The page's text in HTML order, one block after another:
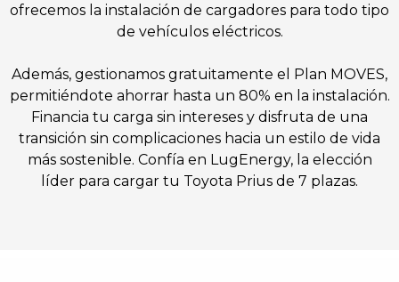
ofrecemos la instalación de cargadores para todo tipo
de vehículos eléctricos.
Además, gestionamos gratuitamente el Plan MOVES,
permitiéndote ahorrar hasta un 80% en la instalación.
Financia tu carga sin intereses y disfruta de una
transición sin complicaciones hacia un estilo de vida
más sostenible. Confía en LugEnergy, la elección
líder para cargar tu Toyota Prius de 7 plazas.